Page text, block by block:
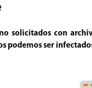
solicitados con
podemos ser